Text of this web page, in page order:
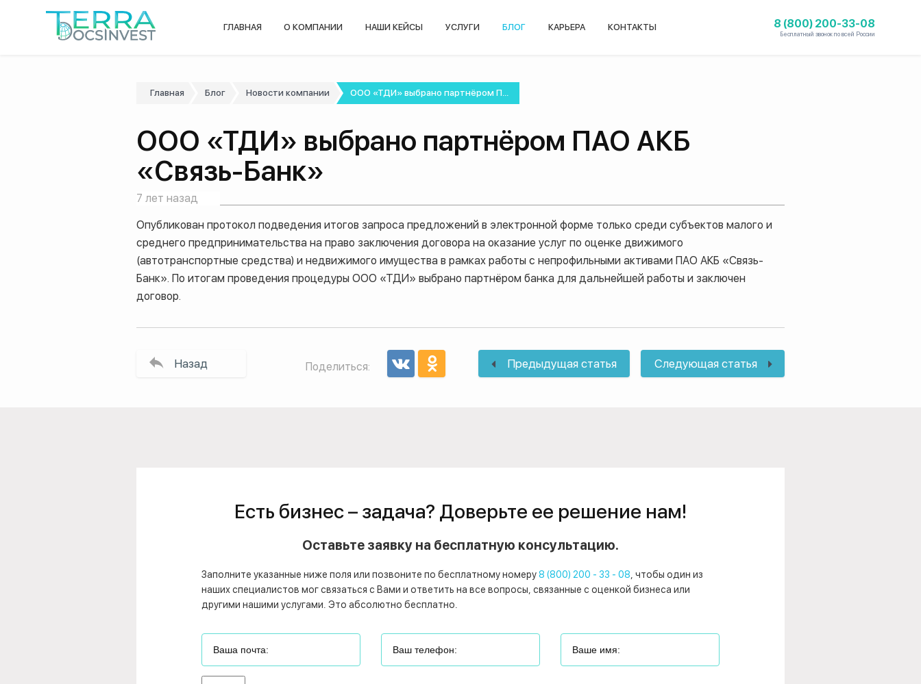
ГЛАВНАЯ О КОМПАНИИ НАШИ КЕЙСЫ УСЛУГИ БЛОГ КАРЬЕРА КОНТАКТЫ 8 (800) 200-33-08
Бесплатный звонок по всей России
Главная Блог Новости компании ООО «ТДИ» выбрано партнёром П...
ООО «ТДИ» выбрано партнёром ПАО АКБ
«Связь-Банк»
7 лет назад
Опубликован протокол подведения итогов запроса предложений в электронной форме только среди субъектов малого и
среднего предпринимательства на право заключения договора на оказание услуг по оценке движимого
(автотранспортные средства) и недвижимого имущества в рамках работы с непрофильными активами ПАО АКБ «Связь-
Банк». По итогам проведения процедуры ООО «ТДИ» выбрано партнёром банка для дальнейшей работы и заключен
договор.
Назад Поделиться: Предыдущая статья Следующая статья
Есть бизнес – задача? Доверьте ее решение нам!
Оставьте заявку на бесплатную консультацию.
Заполните указанные ниже поля или позвоните по бесплатному номеру8 (800) 200 - 33 - 08, чтобы один из
наших специалистов мог связаться с Вами и ответить на все вопросы, связанные с оценкой бизнеса или
другими нашими услугами. Это абсолютно бесплатно.